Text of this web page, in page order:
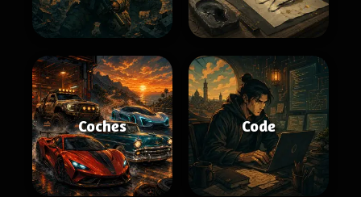
Coches Code